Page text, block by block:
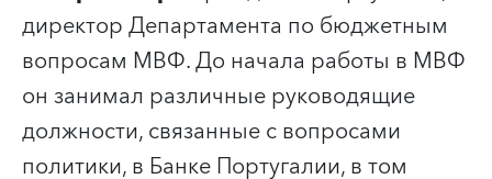
директор Департамента по бюджетным
вопросам МВФ. До начала работы в МВФ
он занимал различные руководящие
должности, связанные с вопросами
политики, в Банке Португалии, в том